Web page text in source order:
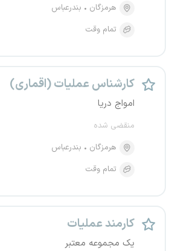
هرمزگان
بندرعباس
تمام وقت
کارشناس عملیات (اقماری)
امواج دریا
منقضی شده
هرمزگان
بندرعباس
تمام وقت
کارمند عملیات
یک مجموعه معتبر